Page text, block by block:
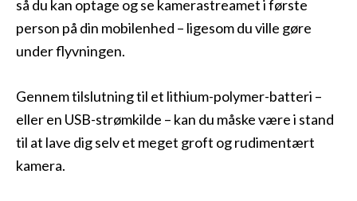
så du kan optage og se kamerastreamet i første
person på din mobilenhed – ligesom du ville gøre
under flyvningen.
Gennem tilslutning til et lithium-polymer-batteri –
eller en USB-strømkilde – kan du måske være i stand
til at lave dig selv et meget groft og rudimentært
kamera.